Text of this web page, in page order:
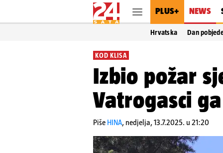
PLUS+ NEWS
Hrvatska Dan
KOD KLISA
Izbio požar
Vatrogasci
Piše HINA, nedjelja, 13.7.2025. u 21:20